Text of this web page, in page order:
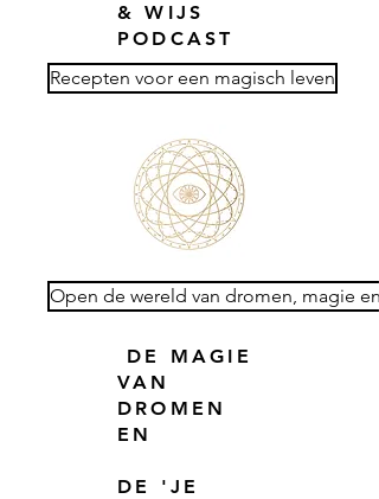
& WIJS
PODCAST
Recepten voor een magisch leven
Open de wereld van dromen, magie en
DE MAGIE
VAN
DROMEN
EN
DE 'JE